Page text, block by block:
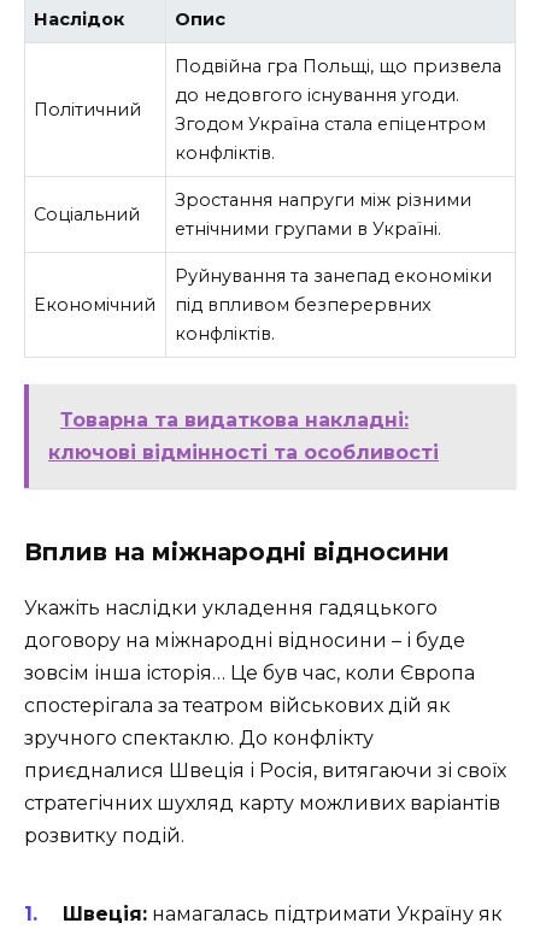
Наслідок Опис
Політичний
Подвійна гра Польщі, що призвела
до недовгого існування угоди.
Згодом Україна стала епіцентром
конфліктів.
Соціальний
Зростання напруги між різними
етнічними групами в Україні.
Економічний
Руйнування та занепад економіки
під впливом безперервних
конфліктів.
Товарна та видаткова накладні:
ключові відмінності та особливості
Вплив на міжнародні відносини
Укажіть наслідки укладення гадяцького
договору на міжнародні відносини – і буде
зовсім інша історія… Це був час, коли Європа
спостерігала за театром військових дій як
зручного спектаклю. До конфлікту
приєдналися Швеція і Росія, витягаючи зі своїх
стратегічних шухляд карту можливих варіантів
розвитку подій.
Швеція: намагалась підтримати Україну як